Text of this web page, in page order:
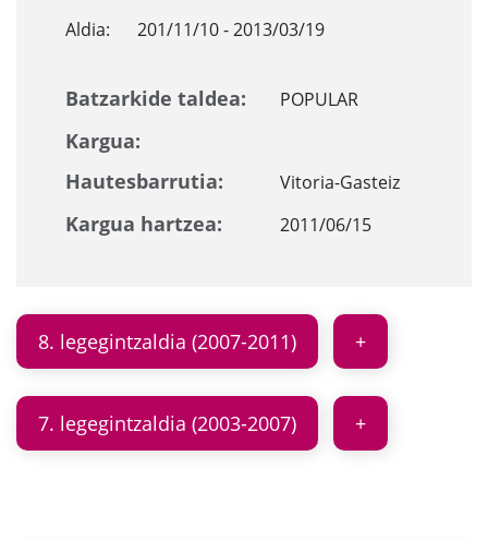
Aldia:
201/11/10 - 2013/03/19
Batzarkide taldea: POPULAR
Kargua:
Hautesbarrutia:
Vitoria-Gasteiz
Kargua hartzea: 2011/06/15
8. legegintzaldia (2007-2011)
7. legegintzaldia (2003-2007)